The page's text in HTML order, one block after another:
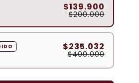
$139.900
$200.000
$235.032
$400.000